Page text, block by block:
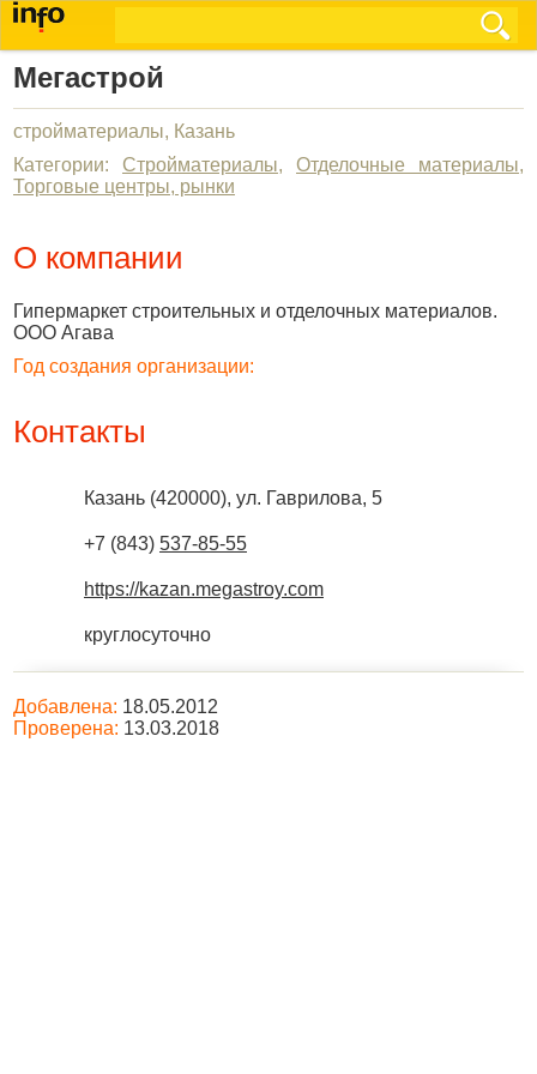
Мегастрой
стройматериалы, Казань
Категории: Стройматериалы, Отделочные материалы,
Торговые центры, рынки
О компании
Гипермаркет строительных и отделочных материалов.
ООО Агава
Год создания организации:
Контакты
Казань (420000), ул. Гаврилова, 5
+7 (843) 537-85-55
https://kazan.megastroy.com
круглосуточно
Добавлена: 18.05.2012
Проверена: 13.03.2018